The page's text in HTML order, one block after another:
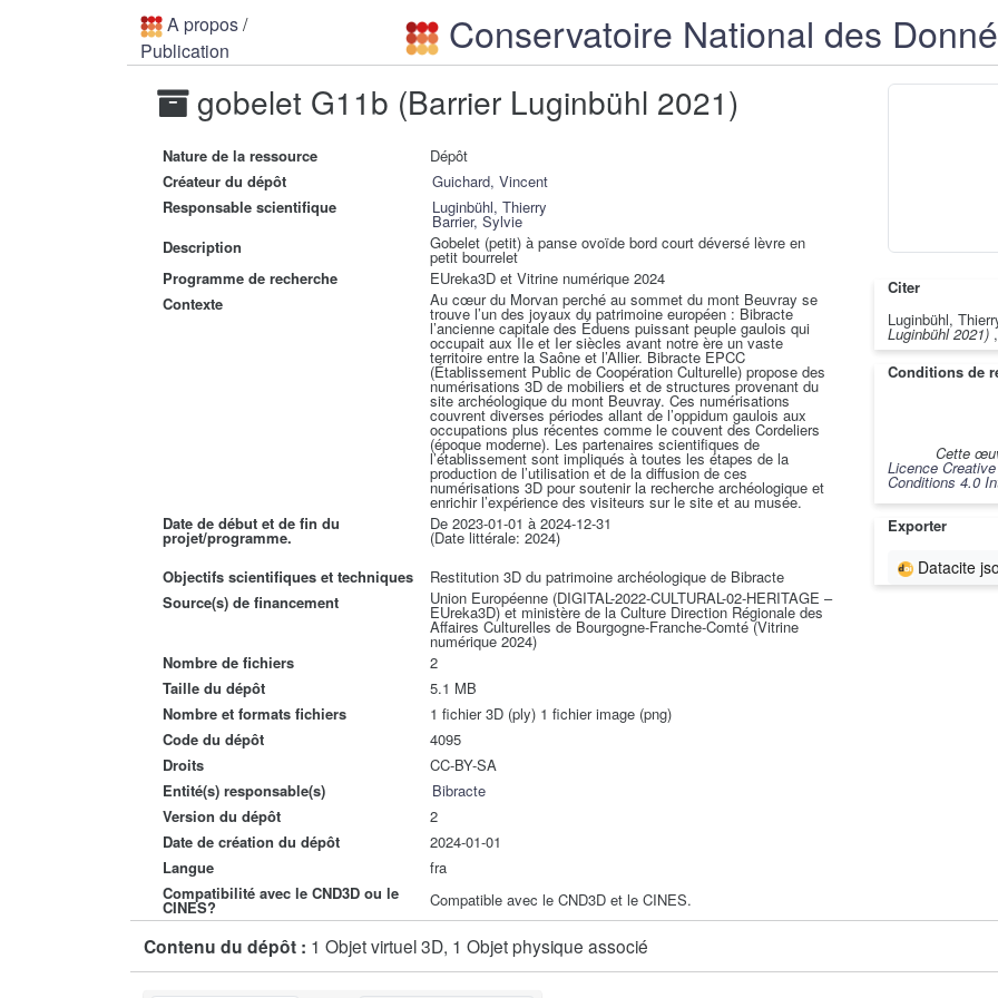
A propos/
Publication
Conservatoire National des
gobelet G11b (Barrier Luginbühl 2021)
Nature de la ressource
Dépôt
Créateur du dépôt
Guichard, Vincent
Responsable scientifique
Luginbühl, Thierry
Barrier, Sylvie
Description
Gobelet (petit) à panse ovoïde bord court déversé lèvre en
petit bourrelet
Programme de recherche
EUreka3D et Vitrine numérique 2024
Contexte
Au cœur du Morvan perché au sommet du mont Beuvray se
trouve l’un des joyaux du patrimoine européen : Bibracte
l’ancienne capitale des Éduens puissant peuple gaulois qui
occupait aux IIe et Ier siècles avant notre ère un vaste
territoire entre la Saône et l’Allier. Bibracte EPCC
(Établissement Public de Coopération Culturelle) propose des
numérisations 3D de mobiliers et de structures provenant du
site archéologique du mont Beuvray. Ces numérisations
couvrent diverses périodes allant de l’oppidum gaulois aux
occupations plus récentes comme le couvent des Cordeliers
(époque moderne). Les partenaires scientifiques de
l’établissement sont impliqués à toutes les étapes de la
production de l’utilisation et de la diffusion de ces
numérisations 3D pour soutenir la recherche archéologique et
enrichir l’expérience des visiteurs sur le site et au musée.
Date de début et de fin du
projet/programme.
De 2023-01-01 à 2024-12-31
(Date littérale: 2024)
Objectifs scientifiques et techniques
Restitution 3D du patrimoine archéologique de Bibracte
Source(s) de financement
Union Européenne (DIGITAL-2022-CULTURAL-02-HERITAGE –
EUreka3D) et ministère de la Culture Direction Régionale des
Affaires Culturelles de Bourgogne-Franche-Comté (Vitrine
numérique 2024)
Nombre de fichiers
2
Taille du dépôt
5.1 MB
Nombre et formats fichiers
1 fichier 3D (ply) 1 fichier image (png)
Code du dépôt
4095
Droits
CC-BY-SA
Entité(s) responsable(s)
Bibracte
Version du dépôt
2
Date de création du dépôt
2024-01-01
Langue
fra
Compatibilité avec le CND3D ou le
CINES? Compatible avec le CND3D et le CINES.
Citer
Luginbühl,
Luginbühl 2021)
Conditions de
Cette
Licence
Conditions 4.0
Exporter
Datacite
Contenu du dépôt : 1 Objet virtuel 3D, 1 Objet physique associé